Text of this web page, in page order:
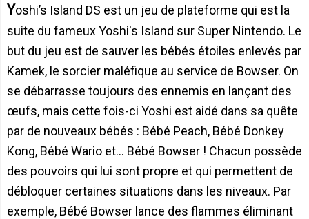
Yoshi’s Island DS est un jeu de plateforme qui est la
suite du fameux Yoshi's Island sur Super Nintendo. Le
but du jeu est de sauver les bébés étoiles enlevés par
Kamek, le sorcier maléfique au service de Bowser. On
se débarrasse toujours des ennemis en lançant des
œufs, mais cette fois-ci Yoshi est aidé dans sa quête
par de nouveaux bébés : Bébé Peach, Bébé Donkey
Kong, Bébé Wario et... Bébé Bowser ! Chacun possède
des pouvoirs qui lui sont propre et qui permettent de
débloquer certaines situations dans les niveaux. Par
exemple, Bébé Bowser lance des flammes éliminant